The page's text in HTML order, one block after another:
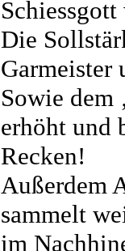
Die
Garmeister
Sowie dem
erhöht und
Recken!
Außerdem
sammelt
im